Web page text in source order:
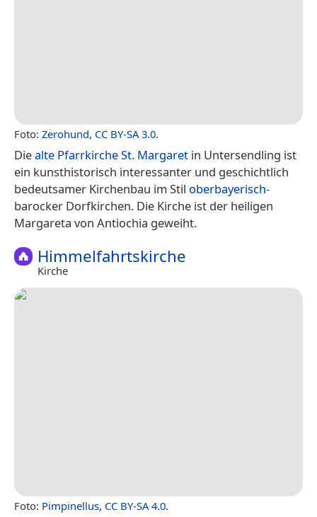
Foto: Zerohund, CC BY-SA 3.0.
Diealte Pfarrkirche St. Margaret in Untersendling ist
ein kunsthistorisch interessanter und geschichtlich
bedeutsamer Kirchenbau im Stil oberbayerisch-
barocker Dorfkirchen. Die Kirche ist der heiligen
Margareta von Antiochia geweiht.
Himmelfahrtskirche
Kirche
Foto: Pimpinellus, CC BY-SA 4.0.